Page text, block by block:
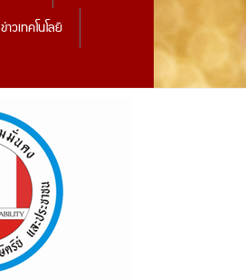
ข่าวเทคโนโลยี